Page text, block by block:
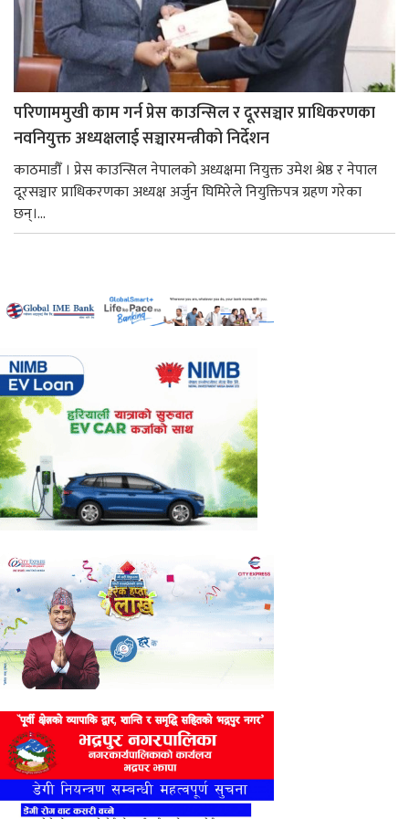
परिणाममुखी काम गर्न प्रेस काउन्सिल र दूरसञ्चार प्राधिकरणका
नवनियुक्त अध्यक्षलाई सञ्चारमन्त्रीको निर्देशन
काठमाडौँ । प्रेस काउन्सिल नेपालको अध्यक्षमा नियुक्त उमेश श्रेष्ठ र नेपाल
दूरसञ्चार प्राधिकरणका अध्यक्ष अर्जुन घिमिरेले नियुक्तिपत्र ग्रहण गरेका
छन्।...